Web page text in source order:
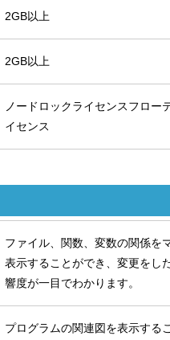
2GB以上
2GB以上
ノードロックライセンスフロー
イセンス
ファイル、関数、変数の関係を
表示することができ、変更をし
響度が一目でわかります。
プログラムの関連図を表示する